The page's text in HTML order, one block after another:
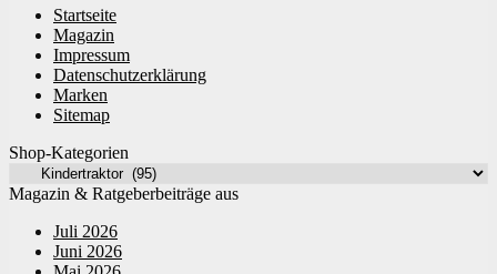
Startseite
Magazin
Impressum
Datenschutzerklärung
Marken
Sitemap
Shop-Kategorien
Magazin & Ratgeberbeiträge aus
Juli 2026
Juni 2026